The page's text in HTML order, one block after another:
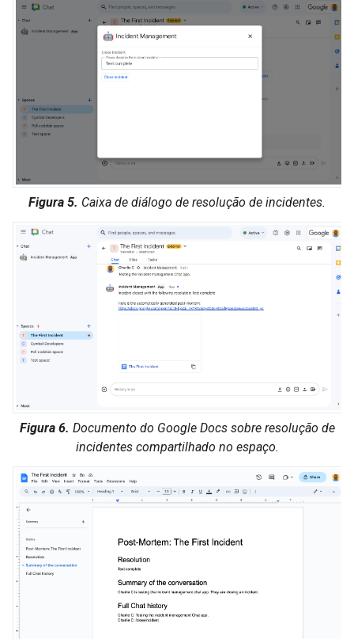
Figura 5. Caixa de diálogo de resolução de incidentes.
Figura 6. Documento do Google Docs sobre resolução de
incidentes compartilhado no espaço.